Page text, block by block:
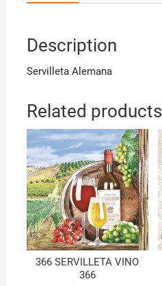
Description
Servilleta Alemana
Related products
366 SERVILLETA VINO
366